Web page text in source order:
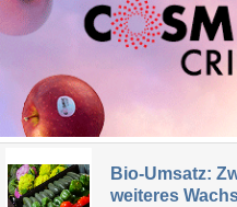
Bio-Umsatz:
weiteres